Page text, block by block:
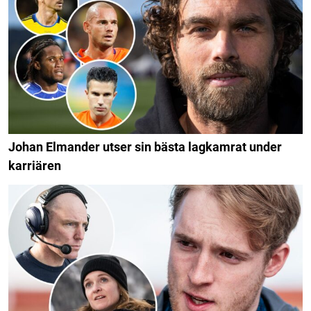
Johan Elmander utser sin bästa lagkamrat under
karriären